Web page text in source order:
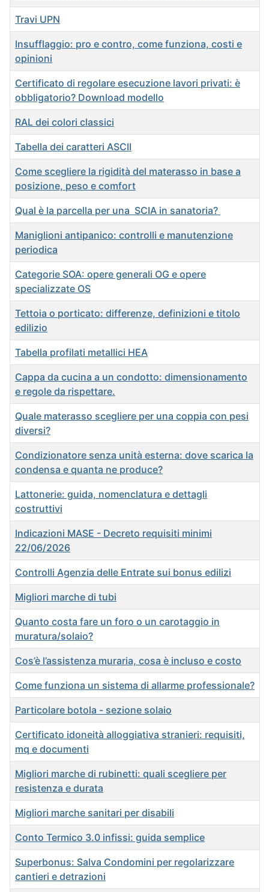
Travi UPN
Insufflaggio: pro e contro, come funziona, costi e
opinioni
Certificato di regolare esecuzione lavori privati: è
obbligatorio? Download modello
RAL dei colori classici
Tabella dei caratteri ASCII
Come scegliere la rigidità del materasso in base a
posizione, peso e comfort
Qual è la parcella per una SCIA in sanatoria?
Maniglioni antipanico: controlli e manutenzione
periodica
Categorie SOA: opere generali OG e opere
specializzate OS
Tettoia o porticato: differenze, definizioni e titolo
edilizio
Tabella profilati metallici HEA
Cappa da cucina a un condotto: dimensionamento
e regole da rispettare.
Quale materasso scegliere per una coppia con pesi
diversi?
Condizionatore senza unità esterna: dove scarica la
condensa e quanta ne produce?
Lattonerie: guida, nomenclatura e dettagli
costruttivi
Indicazioni MASE - Decreto requisiti minimi
22/06/2026
Controlli Agenzia delle Entrate sui bonus edilizi
Migliori marche di tubi
Quanto costa fare un foro o un carotaggio in
muratura/solaio?
Cos’è l’assistenza muraria, cosa è incluso e costo
Come funziona un sistema di allarme professionale?
Particolare botola - sezione solaio
Certificato idoneità alloggiativa stranieri: requisiti,
mq e documenti
Migliori marche di rubinetti: quali scegliere per
resistenza e durata
Migliori marche sanitari per disabili
Conto Termico 3.0 infissi: guida semplice
Superbonus: Salva Condomini per regolarizzare
cantieri e detrazioni